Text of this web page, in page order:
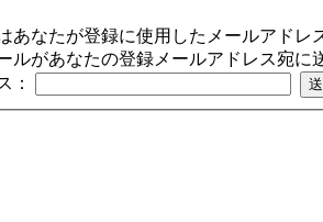
あなたが登録に使用したメールアド
ルがあなたの登録メールアドレス宛に
：